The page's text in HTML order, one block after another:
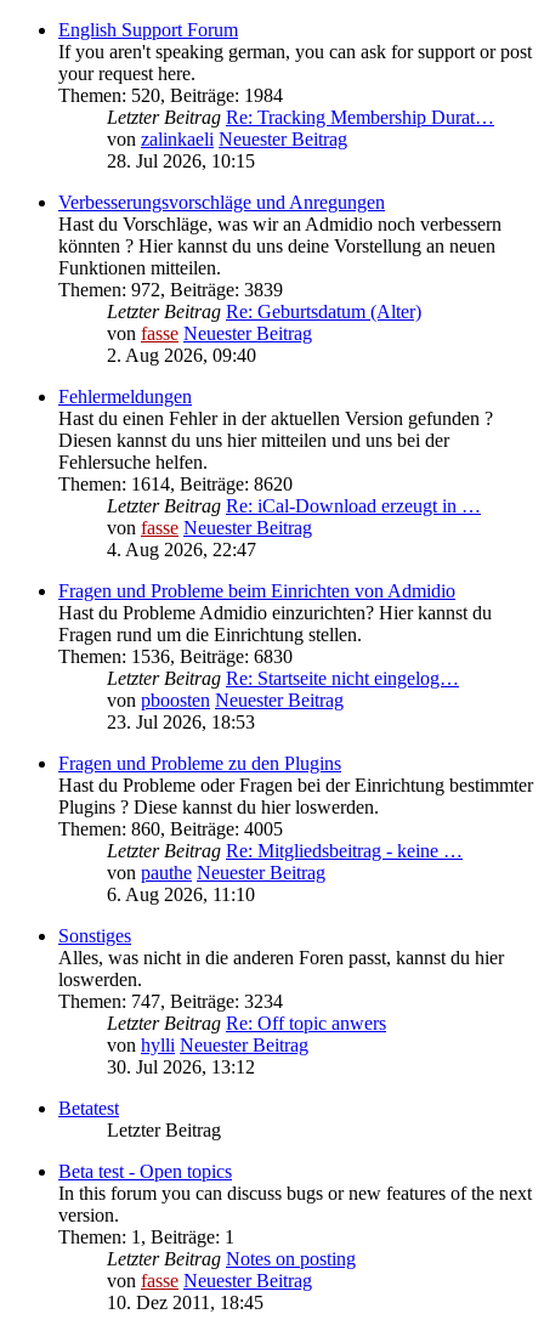
English Support Forum
If you aren't speaking german, you can ask for support or post
your request here.
Themen: 520, Beiträge: 1984
Letzter Beitrag Re: Tracking Membership Durat…
von zalinkaeli Neuester Beitrag
28. Jul 2026, 10:15
Verbesserungsvorschläge und Anregungen
Hast du Vorschläge, was wir an Admidio noch verbessern
könnten ? Hier kannst du uns deine Vorstellung an neuen
Funktionen mitteilen.
Themen: 972, Beiträge: 3839
Letzter Beitrag Re: Geburtsdatum (Alter)
von fasse Neuester Beitrag
2. Aug 2026, 09:40
Fehlermeldungen
Hast du einen Fehler in der aktuellen Version gefunden ?
Diesen kannst du uns hier mitteilen und uns bei der
Fehlersuche helfen.
Themen: 1614, Beiträge: 8620
Letzter Beitrag Re: iCal-Download erzeugt in …
von fasse Neuester Beitrag
4. Aug 2026, 22:47
Fragen und Probleme beim Einrichten von Admidio
Hast du Probleme Admidio einzurichten? Hier kannst du
Fragen rund um die Einrichtung stellen.
Themen: 1536, Beiträge: 6830
Letzter Beitrag Re: Startseite nicht eingelog…
von pboosten Neuester Beitrag
23. Jul 2026, 18:53
Fragen und Probleme zu den Plugins
Hast du Probleme oder Fragen bei der Einrichtung bestimmter
Plugins ? Diese kannst du hier loswerden.
Themen: 860, Beiträge: 4005
Letzter Beitrag Re: Mitgliedsbeitrag - keine …
von pauthe Neuester Beitrag
6. Aug 2026, 11:10
Sonstiges
Alles, was nicht in die anderen Foren passt, kannst du hier
loswerden.
Themen: 747, Beiträge: 3234
Letzter Beitrag Re: Off topic anwers
von hylli Neuester Beitrag
30. Jul 2026, 13:12
Betatest
Letzter Beitrag
Beta test - Open topics
In this forum you can discuss bugs or new features of the next
version.
Themen: 1 , Beiträge: 1
Letzter Beitrag Notes on posting
von fasse Neuester Beitrag
10. Dez 2011, 18:45